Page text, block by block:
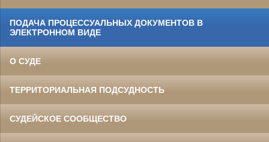
ПОДАЧА ПРОЦЕССУАЛЬНЫХ ДОКУМЕНТОВ В
ЭЛЕКТРОННОМ ВИДЕ
О СУДЕ
ТЕРРИТОРИАЛЬНАЯ ПОДСУДНОСТЬ
СУДЕЙСКОЕ СООБЩЕСТВО